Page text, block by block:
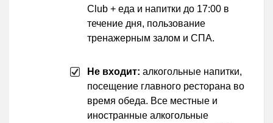
Club + еда и напитки до 17:00 в
течение дня, пользование
тренажерным залом и СПА.
Не входит: алкогольные напитки,
посещение главного ресторана во
время обеда. Все местные и
иностранные алкогольные